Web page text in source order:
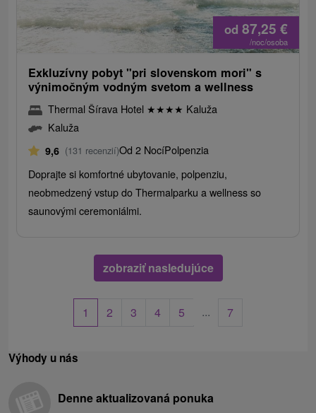
od 87,25 €
/noc/osoba
Exkluzívny pobyt "pri slovenskom mori" s
výnimočným vodným svetom a wellness
Thermal Šírava Hotel ★★★★ Kaluža
Kaluža
9,6 (131 recenzií)Od 2 NocíPolpenzia
Doprajte si komfortné ubytovanie, polpenziu,
neobmedzený vstup do Thermalparku a wellness so
saunovými ceremoniálmi.
zobraziť nasledujúce
1 2 3 4 5 ... 7
Výhody u nás
Denne aktualizovaná ponuka